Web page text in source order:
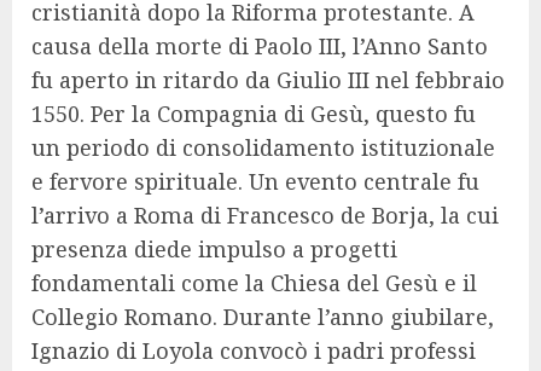
cristianità dopo la Riforma protestante. A
causa della morte di Paolo III, l’Anno Santo
fu aperto in ritardo da Giulio III nel febbraio
1550. Per la Compagnia di Gesù, questo fu
un periodo di consolidamento istituzionale
e fervore spirituale. Un evento centrale fu
l’arrivo a Roma di Francesco de Borja, la cui
presenza diede impulso a progetti
fondamentali come la Chiesa del Gesù e il
Collegio Romano. Durante l’anno giubilare,
Ignazio di Loyola convocò i padri professi